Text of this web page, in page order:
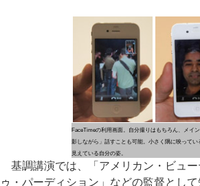
FaceTimeの利用画面。自分撮りはもちろん、メイ
影しながら」話すことも可能。小さく隅に映ってい
見えている自分の姿。
基調講演では、「アメリカン・ビュー
ゥ・パーディション」などの監督とし